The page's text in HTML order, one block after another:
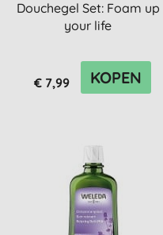
Douchegel Set: Foam up
your life
€ 7,99 KOPEN